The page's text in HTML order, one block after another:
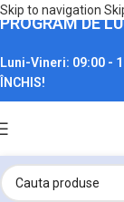
Skip to navigation
PROGRAM DE
Luni-Vineri: 09:00 -
ÎNCHIS!